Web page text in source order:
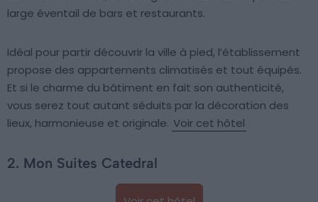
large éventail de bars et restaurants.
Idéal pour partir découvrir la ville à pied, l’établissement
propose des appartements climatisés et tout équipés.
Et si le charme du bâtiment en fait son authenticité,
vous serez tout autant séduits par la décoration des
lieux, harmonieuse et originale. Voir cet hôtel
2. Mon Suites Catedral